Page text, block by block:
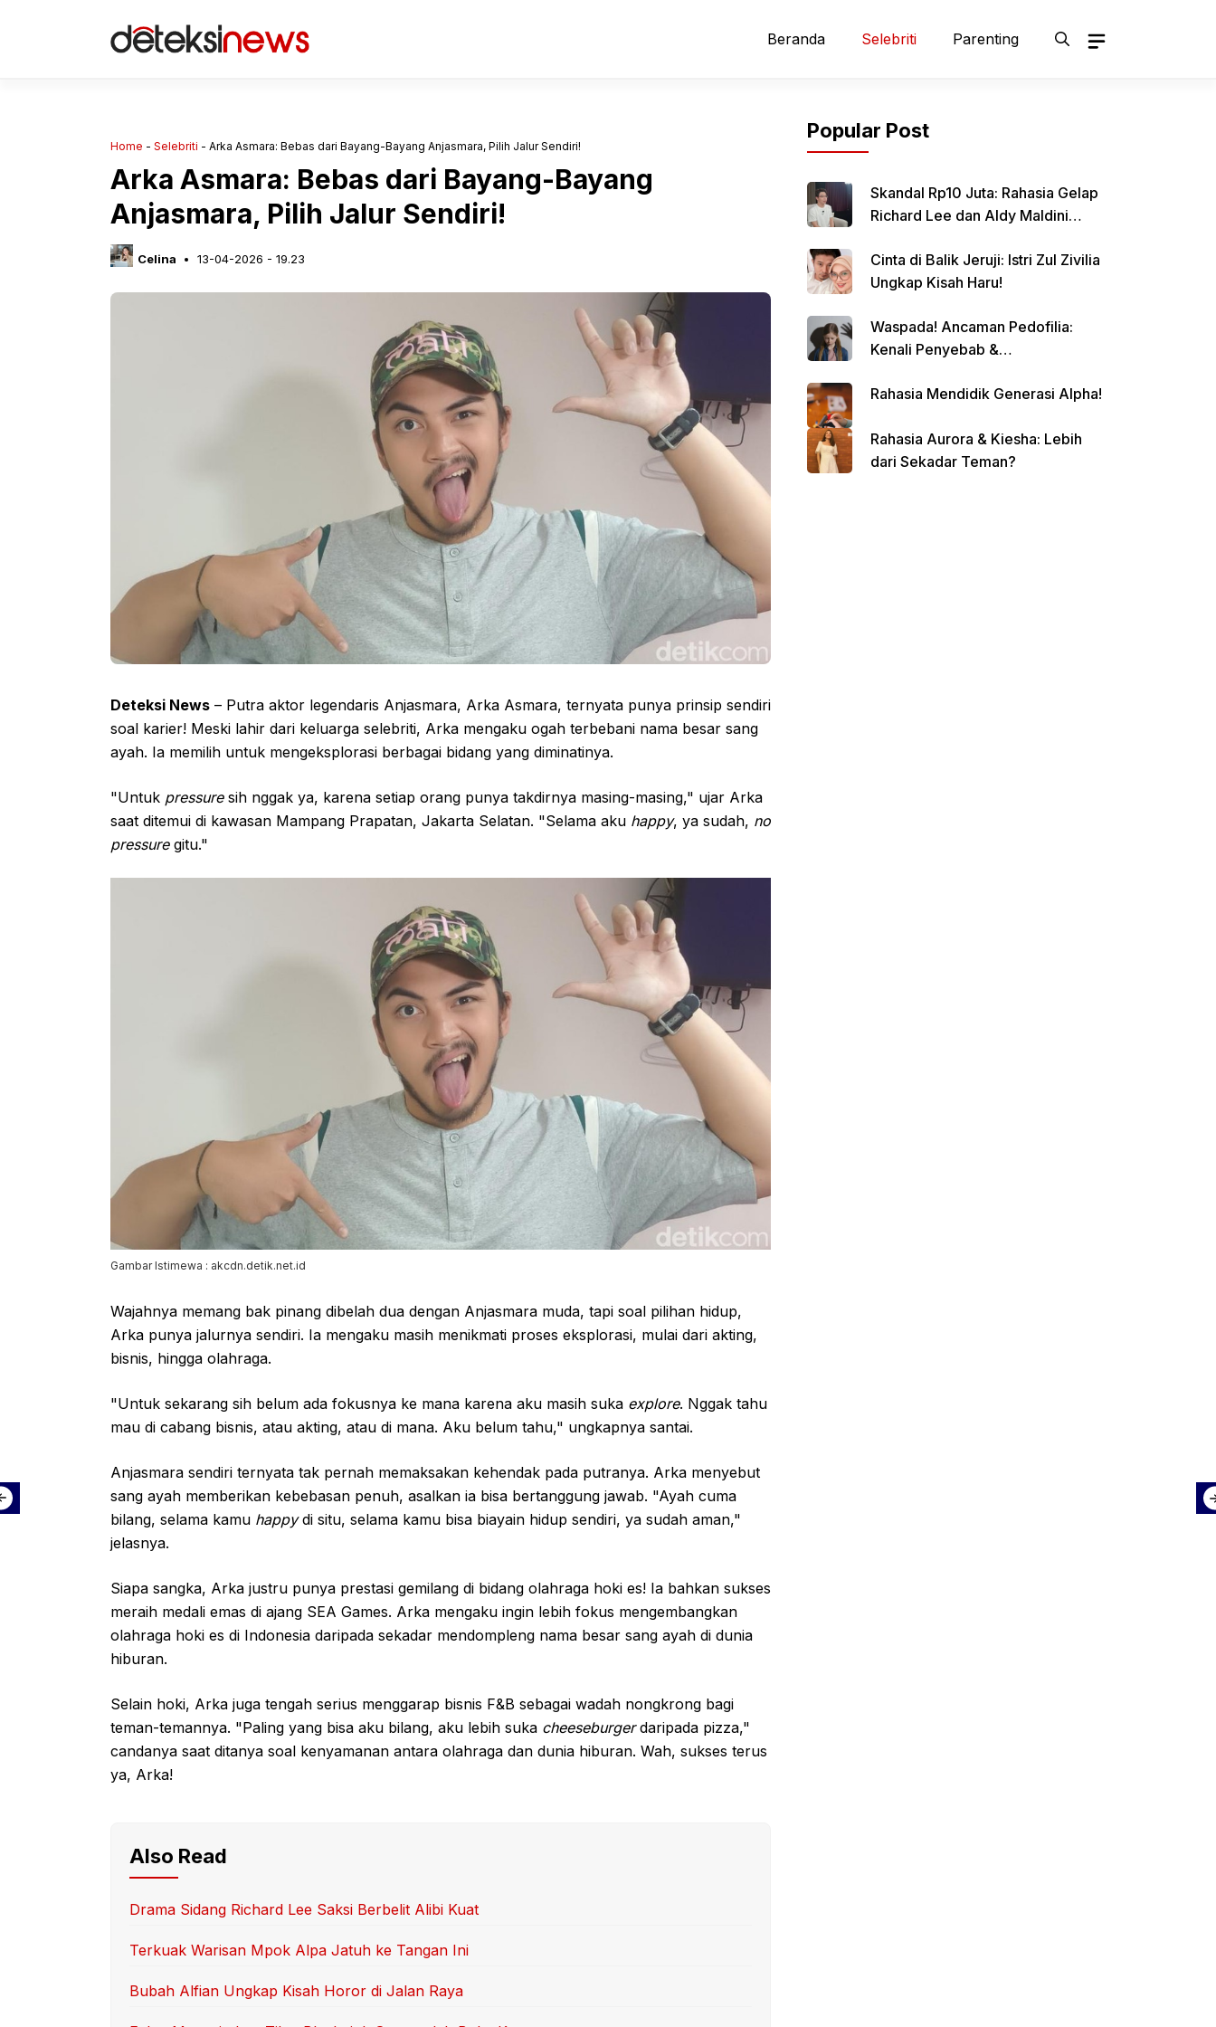
Beranda Selebriti Parenting
Home - Selebriti - Arka Asmara: Bebas dari Bayang-Bayang Anjasmara, Pilih Jalur Sendiri!
Arka Asmara: Bebas dari Bayang-Bayang
Anjasmara, Pilih Jalur Sendiri!
Celina 13-04-2026 - 19.23
Deteksi News – Putra aktor legendaris Anjasmara, Arka Asmara, ternyata punya prinsip sendiri
soal karier! Meski lahir dari keluarga selebriti, Arka mengaku ogah terbebani nama besar sang
ayah. Ia memilih untuk mengeksplorasi berbagai bidang yang diminatinya.
"Untuk pressuresih nggak ya, karena setiap orang punya takdirnya masing-masing," ujar Arka
saat ditemui di kawasan Mampang Prapatan, Jakarta Selatan. "Selama aku happy, ya sudah, no
pressuregitu."
Gambar Istimewa : akcdn.detik.net.id
Wajahnya memang bak pinang dibelah dua dengan Anjasmara muda, tapi soal pilihan hidup,
Arka punya jalurnya sendiri. Ia mengaku masih menikmati proses eksplorasi, mulai dari akting,
bisnis, hingga olahraga.
"Untuk sekarang sih belum ada fokusnya ke mana karena aku masih suka explore. Nggak tahu
mau di cabang bisnis, atau akting, atau di mana. Aku belum tahu," ungkapnya santai.
Anjasmara sendiri ternyata tak pernah memaksakan kehendak pada putranya. Arka menyebut
sang ayah memberikan kebebasan penuh, asalkan ia bisa bertanggung jawab. "Ayah cuma
bilang, selama kamu happydi situ, selama kamu bisa biayain hidup sendiri, ya sudah aman,"
jelasnya.
Siapa sangka, Arka justru punya prestasi gemilang di bidang olahraga hoki es! Ia bahkan sukses
meraih medali emas di ajang SEA Games. Arka mengaku ingin lebih fokus mengembangkan
olahraga hoki es di Indonesia daripada sekadar mendompleng nama besar sang ayah di dunia
hiburan.
Selain hoki, Arka juga tengah serius menggarap bisnis F&B sebagai wadah nongkrong bagi
teman-temannya. "Paling yang bisa aku bilang, aku lebih suka cheeseburgerdaripada pizza,"
candanya saat ditanya soal kenyamanan antara olahraga dan dunia hiburan. Wah, sukses terus
ya, Arka!
Also Read
Drama Sidang Richard Lee Saksi Berbelit Alibi Kuat
Terkuak Warisan Mpok Alpa Jatuh ke Tangan Ini
Bubah Alfian Ungkap Kisah Horor di Jalan Raya
Popular Post
Skandal Rp10 Juta: Rahasia Gelap
Richard Lee dan Aldy Maldini
Cinta di Balik Jeruji: Istri Zul Zivilia
Ungkap Kisah Haru!
Waspada! Ancaman Pedofilia:
Kenali Penyebab &
Rahasia Mendidik Generasi Alpha!
Rahasia Aurora & Kiesha: Lebih
dari Sekadar Teman?